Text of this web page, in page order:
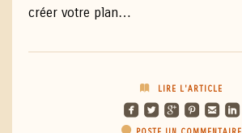
créer votre plan…
LIRE L'ARTICLE
roundedfacebook roundedtwitterbird roundedgoogleplus roundedpinterest roundedemail roundedlinkedin